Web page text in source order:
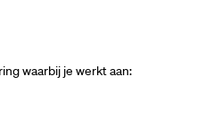
waarbij je werkt aan: